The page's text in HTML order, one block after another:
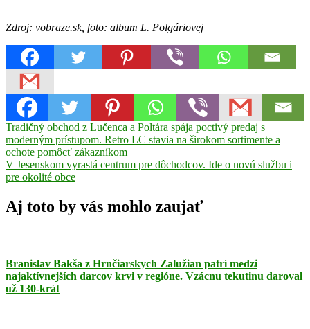
Zdroj: vobraze.sk, foto: album L. Polgáriovej
hudbaklavírLara
Polgáriová TanecTK
Sambed
RožňavaTornaľa
Navigácia
v
článku
Previous
Post:
Tradičný obchod z Lučenca a Poltára spája poctivý predaj s
moderným prístupom. Retro LC stavia na širokom sortimente a
ochote pomôcť zákazníkom
Next
Post:
V Jesenskom vyrastá centrum pre dôchodcov. Ide o novú službu i
pre okolité obce
Aj toto by vás mohlo zaujať
Branislav Bakša z Hrnčiarskych Zalužian patrí medzi
najaktívnejších darcov krvi v regióne. Vzácnu tekutinu daroval
už 130-krát